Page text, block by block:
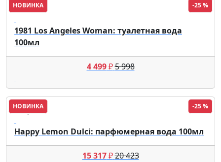
НОВИНКА -25 %
Guess
1981 Los Angeles Woman: туалетная вода
100мл
4 499₽5 998
НОВИНКА -25 %
Chopard
Happy Lemon Dulci: парфюмерная вода 100мл
15 317₽20 423